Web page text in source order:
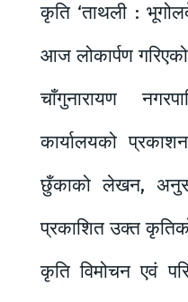
कृति ‘ताथली :
आज लोकार्पण
चाँगुनारायण
कार्यालयको
छुँकाको लेखन,
प्रकाशित उक्त
कृति विमोचन एवं